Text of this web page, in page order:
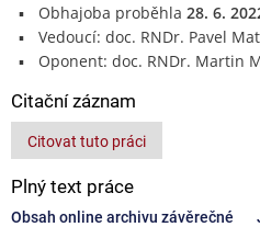
Obhajoba proběhla 28. 6.
Vedoucí: doc. RNDr. Pavel
Oponent: doc. RNDr. Martin
Citační záznam
Citovat tuto práci
Plný text práce
Obsah online archivu závěrečné